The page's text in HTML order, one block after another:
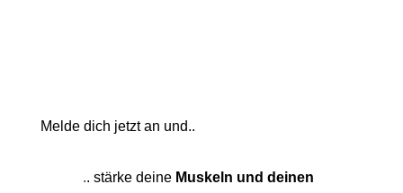
Melde dich jetzt an und..
.. stärke deine Muskeln und deinen